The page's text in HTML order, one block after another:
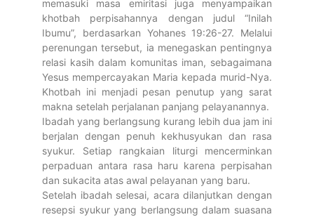
memasuki masa emiritasi juga menyampaikan
khotbah perpisahannya dengan judul “Inilah
Ibumu”, berdasarkan Yohanes 19:26-27. Melalui
perenungan tersebut, ia menegaskan pentingnya
relasi kasih dalam komunitas iman, sebagaimana
Yesus mempercayakan Maria kepada murid-Nya.
Khotbah ini menjadi pesan penutup yang sarat
makna setelah perjalanan panjang pelayanannya.
Ibadah yang berlangsung kurang lebih dua jam ini
berjalan dengan penuh kekhusyukan dan rasa
syukur. Setiap rangkaian liturgi mencerminkan
perpaduan antara rasa haru karena perpisahan
dan sukacita atas awal pelayanan yang baru.
Setelah ibadah selesai, acara dilanjutkan dengan
resepsi syukur yang berlangsung dalam suasana